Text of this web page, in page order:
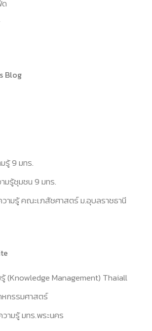
Blog
รู้ 9 มทร.
มรู้ชุมชน 9 มทร.
วามรู้ คณะเภสัชศาสตร์ ม.อุบลราชธานี
(Knowledge Management) Thaiall
กรรมศาสตร์
ามรู้ มทร.พระนคร